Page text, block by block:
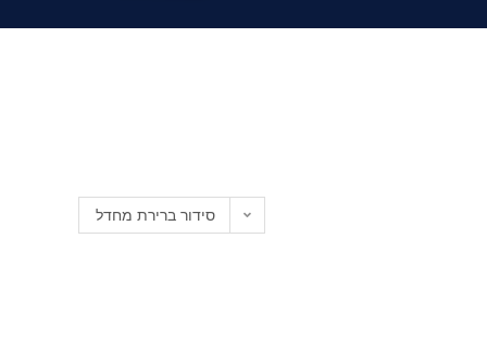
סידור ברירת מחדל